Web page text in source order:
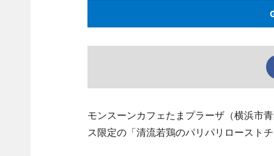
モンスーンカフェたまプラーザ（横浜市
ス限定の「清流若鶏のパリパリロースト